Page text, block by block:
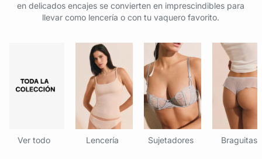
en delicados encajes se convierten en imprescindibles para
llevar como lencería o con tu vaquero favorito.
Ver todo Lencería Sujetadores Braguitas